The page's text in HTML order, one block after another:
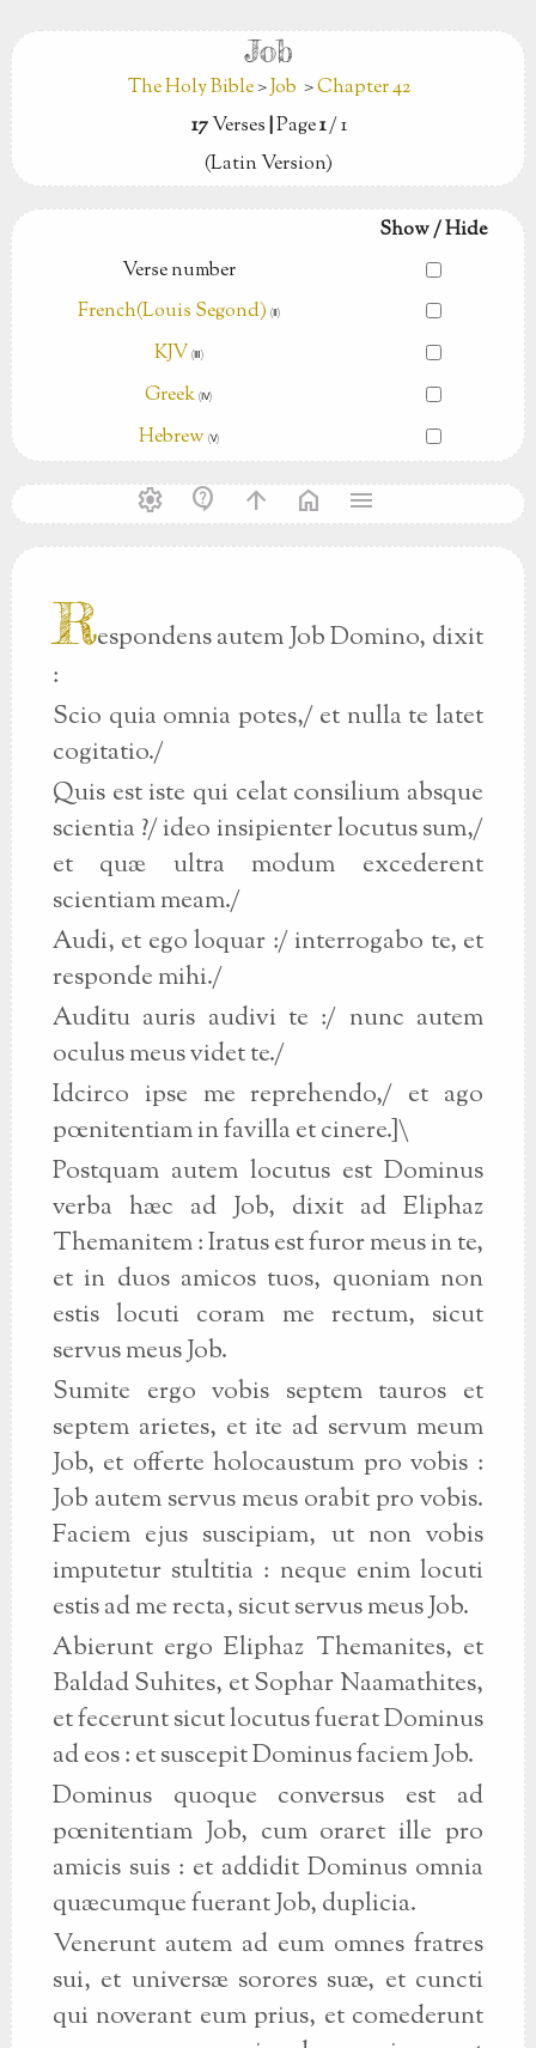
Job
The Holy Bible>Job >Chapter 42
17Verses|Page1/ 1
(Latin Version)
Show / Hide
Verse number
French(Louis Segond) (Ⅱ)
KJV (Ⅲ)
Greek (Ⅳ)
Hebrew (Ⅴ)
settings contact_support arrow_upward home menu
Respondens autem Job Domino, dixit
:
Scio quia omnia potes,/ et nulla te latet
cogitatio./
Quis est iste qui celat consilium absque
scientia ?/ ideo insipienter locutus sum,/
et quæ ultra modum excederent
scientiam meam./
Audi, et ego loquar :/ interrogabo te, et
responde mihi./
Auditu auris audivi te :/ nunc autem
oculus meus videt te./
Idcirco ipse me reprehendo,/ et ago
pœnitentiam in favilla et cinere.]\
Postquam autem locutus est Dominus
verba hæc ad Job, dixit ad Eliphaz
Themanitem : Iratus est furor meus in te,
et in duos amicos tuos, quoniam non
estis locuti coram me rectum, sicut
servus meus Job.
Sumite ergo vobis septem tauros et
septem arietes, et ite ad servum meum
Job, et offerte holocaustum pro vobis :
Job autem servus meus orabit pro vobis.
Faciem ejus suscipiam, ut non vobis
imputetur stultitia : neque enim locuti
estis ad me recta, sicut servus meus Job.
Abierunt ergo Eliphaz Themanites, et
Baldad Suhites, et Sophar Naamathites,
et fecerunt sicut locutus fuerat Dominus
ad eos : et suscepit Dominus faciem Job.
Dominus quoque conversus est ad
pœnitentiam Job, cum oraret ille pro
amicis suis : et addidit Dominus omnia
quæcumque fuerant Job, duplicia.
Venerunt autem ad eum omnes fratres
sui, et universæ sorores suæ, et cuncti
qui noverant eum prius, et comederunt